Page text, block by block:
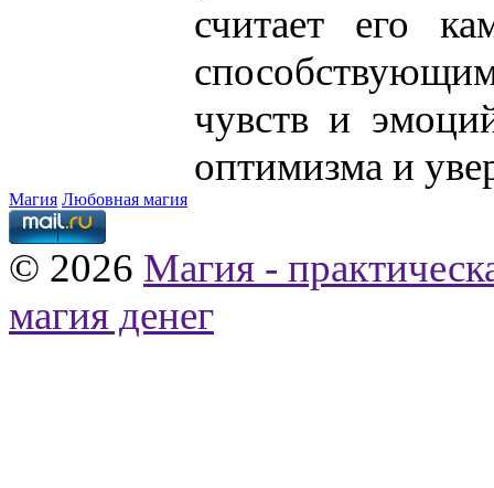
считает его
чувств и
оптимизма и
Магия Любовная магия
© 2026 Магия -
магия денег